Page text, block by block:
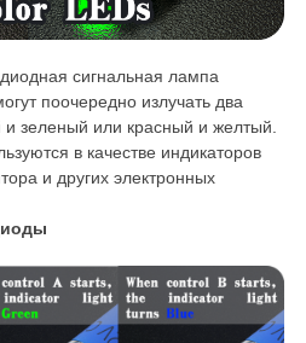
сигнальная лампа
поочередно излучать два
зеленый или красный и желтый.
в качестве индикаторов
и других электронных